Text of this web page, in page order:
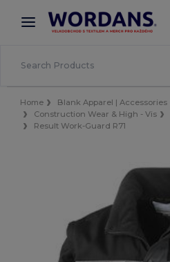
× Aplikace Wordans
Lepší ceny v aplikaci!
Home Blank Apparel | Accessories
Construction Wear & High - Vis
Result Work-Guard R71